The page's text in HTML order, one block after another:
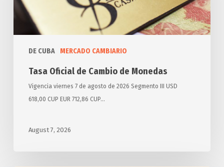
DE CUBA MERCADO CAMBIARIO
Monedas
Tasa Oficial de Cambio de Monedas
Vigencia viernes 7 de agosto de 2026 Segmento III USD
618,00 CUP EUR 712,86 CUP…
August 7, 2026